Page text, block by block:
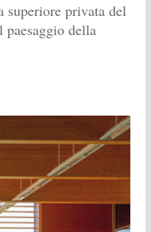
superiore privata del
paesaggio della